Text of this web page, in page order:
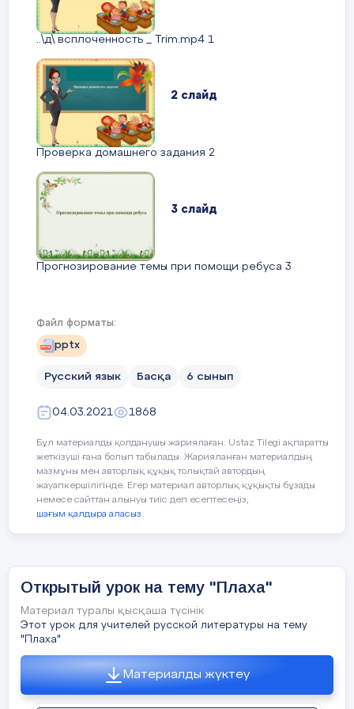
17.
Кабинет пен жиһаздар,оқу-әдістемелік құралдар мен
әдебиеттер күтімін сақтау
Қазан айының жұмыс жоспары
Өз білімін жетілдіру жоспарын, жеке
Шеберлік класс: Ықшамсабақтар откізу
«Қадыр оқулары»
«Мектеп айнасы» /газеті /
5-сынып оқушыларының орта буынға
бейімделуі және қиындықтарын анықтау
10-сынып оқушыларының бейімделуін
Меклекеттік естиханға дайындық
..\д\ всплоченность _ Trim.mp4 1
2 слайд
Проверка домашнего задания 2
3 слайд
Прогнозирование темы при помощи ребуса 3
Цели обучения, которые необходимо достичь на
М.Макатаева; 2. Прочитать его стихотворение
«Три счастья» и выполнять к нему задания. 4
5 слайд
6 слайд
Что для тебя счастье? 6
7 слайд
II . Метод «Кластер» Заполните новыми
Файл форматы:
pptx
Русский язык Басқа 6 сынып
04.03.2021 1868
Бұл материалды қолданушы жариялаған. Ustaz Tilegi ақпаратты
жеткізуші ғана болып табылады. Жарияланған материалдың
мазмұны мен авторлық құқық толықтай автордың
жауапкершілігінде. Егер материал авторлық құқықты бұзады
немесе сайттан алынуы тиіс деп есептесеңіз,
шағым қалдыра аласыз
Открытый урок на тему "Плаха"
Материал туралы қысқаша түсінік
Этот урок для учителей русской литературы на тему
"Плаха"
Материалды жүктеу